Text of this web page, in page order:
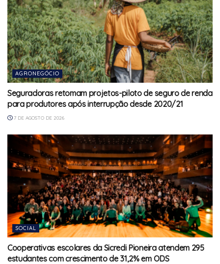
AGRONEGÓCIO
Seguradoras retomam projetos-piloto de seguro de renda
para produtores após interrupção desde 2020/21
7 DE AGOSTO DE 2026
SOCIAL
Cooperativas escolares da Sicredi Pioneira atendem 295
estudantes com crescimento de 31,2% em ODS